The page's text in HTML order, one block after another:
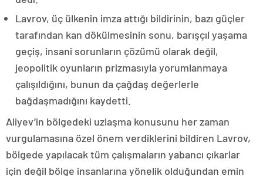
Lavrov, üç ülkenin imza attığı bildirinin, bazı güçler
tarafından kan dökülmesinin sonu, barışçıl yaşama
geçiş, insani sorunların çözümü olarak değil,
jeopolitik oyunların prizmasıyla yorumlanmaya
çalışıldığını, bunun da çağdaş değerlerle
bağdaşmadığını kaydetti.
Aliyev’in bölgedeki uzlaşma konusunu her zaman
vurgulamasına özel önem verdiklerini bildiren Lavrov,
bölgede yapılacak tüm çalışmaların yabancı çıkarlar
için değil bölge insanlarına yönelik olduğundan emin